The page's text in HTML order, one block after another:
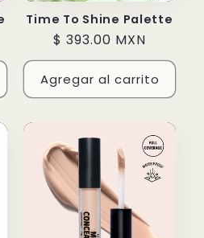
Time To Shine Palette
Precio
habitual
$ 393.00 MXN
Agregar al carrito